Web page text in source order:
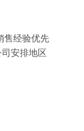
售经验优先
安排地区